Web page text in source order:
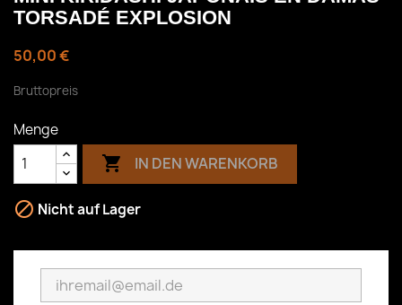
TORSADÉ EXPLOSION
50,00 €
Bruttopreis
Menge
 IN DEN WARENKORB
 Nicht auf Lager